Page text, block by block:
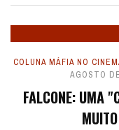
COLUNA MÁFIA NO
AGOSTO
FALCONE: UMA